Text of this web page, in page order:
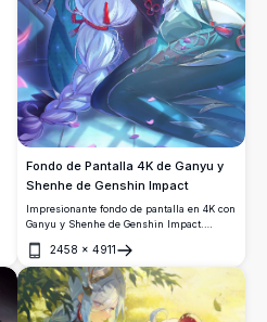
Fondo de Pantalla 4K de Ganyu y
Shenhe de Genshin Impact
Impresionante fondo de pantalla en 4K con
Ganyu y Shenhe de Genshin Impact.
Ambos personajes están magníficamente
ilustrados con detalladas armaduras de
fantasía, cabello plateado-azul ondeante,
rodeados de suaves pétalos en una mística
atmósfera azul.
2458 × 4911
Abrir